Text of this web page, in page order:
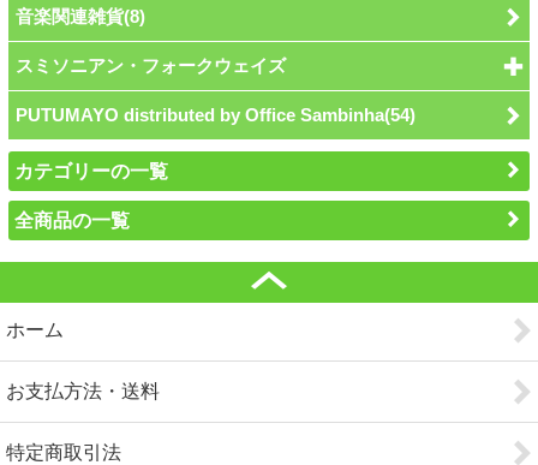
音楽関連雑貨(8)
スミソニアン・フォークウェイズ
PUTUMAYO distributed by Office Sambinha(54)
カテゴリーの一覧
全商品の一覧
ホーム
お支払方法・送料
特定商取引法